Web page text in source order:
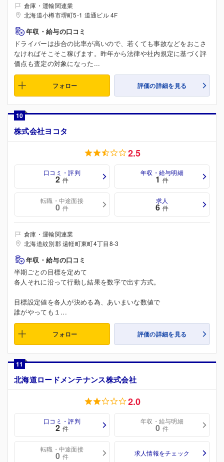
倉庫・運輸関連業
北海道小樽市堺町5-1 道通ビル 4F
年収・給与の口コミ
ドライバーは歩合の比率が高いので、若くても事故などをおこさ
なければそこそこ稼げます。昨年から法律や社内規定に基づく評
価点も査定の対象になった...
フォロー 評価の詳細を見る
10
株式会社ヨコタ
2.5
口コミ・評判
2 件
年収・給与明細
1 件
転職・中途面接
0 件
求人
6 件
倉庫・運輸関連業
北海道紋別郡 遠軽町東町4丁目8-3
年収・給与の口コミ
半期ごとの目標を定めて
各人それに沿って行動し結果を数字で出す方式。
目標設定値を各人が決める為、あいまいな数値で
誰がやっても１...
フォロー 評価の詳細を見る
11
北海道ロードメンテナンス株式会社
2.0
口コミ・評判
2 件
年収・給与明細
0 件
転職・中途面接
0 件 求人情報をチェック